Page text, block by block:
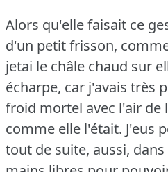
Alors qu'elle faisait ce
d'un petit frisson,
jetai le châle chaud sur
écharpe, car j'avais très
froid mortel avec l'air de
comme elle l'était. J'eus
tout de suite, aussi,